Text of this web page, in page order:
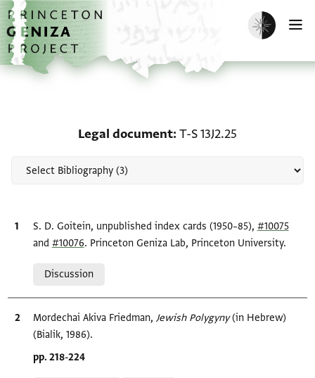
Skip to main content
home
Enable dark
Legal document T-S 13J2.25
Bibliographic citation
S. D. Goitein, unpublished index cards (1950–85), #10075
and #10076. Princeton Geniza Lab, Princeton University.
Discussion
Bibliographic citation
Mordechai Akiva Friedman, Jewish Polygyny‎(in Hebrew)
(Bialik, 1986).
Location in source
pp. 218-224